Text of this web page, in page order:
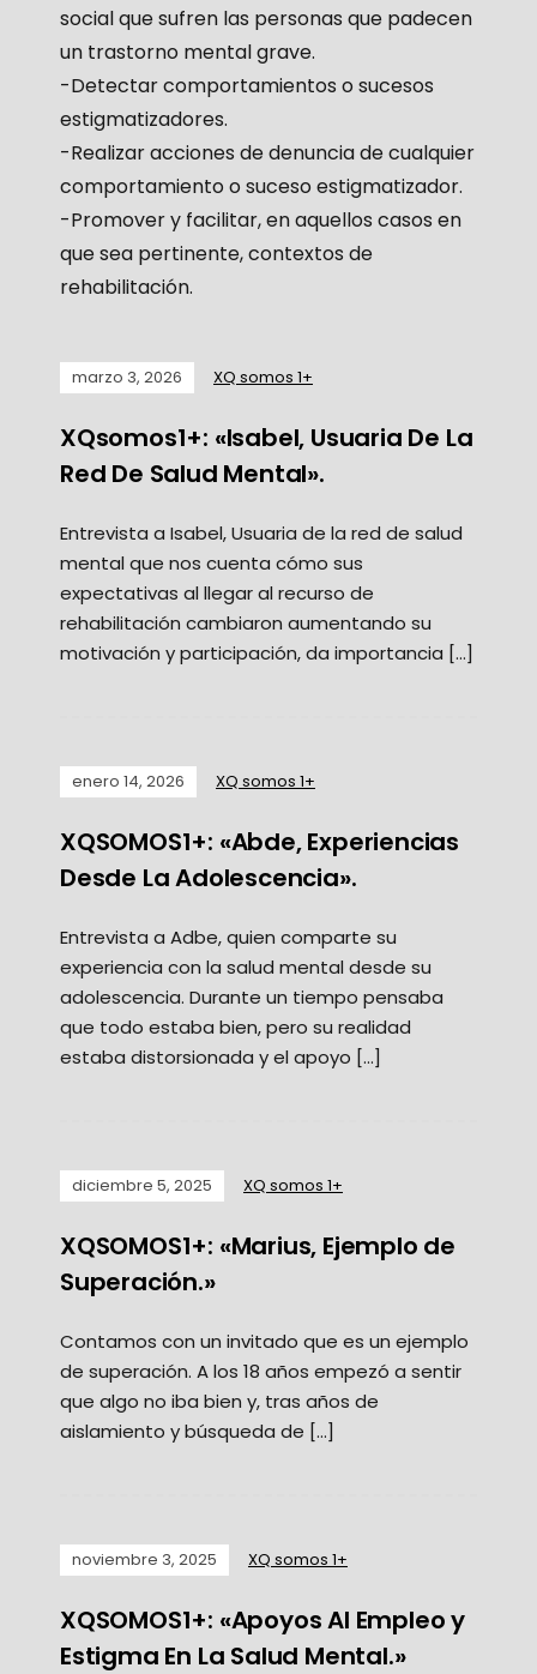
social que sufren las personas que padecen
un trastorno mental grave.
-Detectar comportamientos o sucesos
estigmatizadores.
-Realizar acciones de denuncia de cualquier
comportamiento o suceso estigmatizador.
-Promover y facilitar, en aquellos casos en
que sea pertinente, contextos de
rehabilitación.
marzo 3, 2026 XQ somos 1+
XQsomos1+: «Isabel, Usuaria De La
Red De Salud Mental».
Entrevista a Isabel, Usuaria de la red de salud
mental que nos cuenta cómo sus
expectativas al llegar al recurso de
rehabilitación cambiaron aumentando su
motivación y participación, da importancia […]
enero 14, 2026 XQ somos 1+
XQSOMOS1+: «Abde, Experiencias
Desde La Adolescencia».
Entrevista a Adbe, quien comparte su
experiencia con la salud mental desde su
adolescencia. Durante un tiempo pensaba
que todo estaba bien, pero su realidad
estaba distorsionada y el apoyo […]
diciembre 5, 2025 XQ somos 1+
XQSOMOS1+: «Marius, Ejemplo de
Superación.»
Contamos con un invitado que es un ejemplo
de superación. A los 18 años empezó a sentir
que algo no iba bien y, tras años de
aislamiento y búsqueda de […]
noviembre 3, 2025 XQ somos 1+
XQSOMOS1+: «Apoyos Al Empleo y
Estigma En La Salud Mental.»